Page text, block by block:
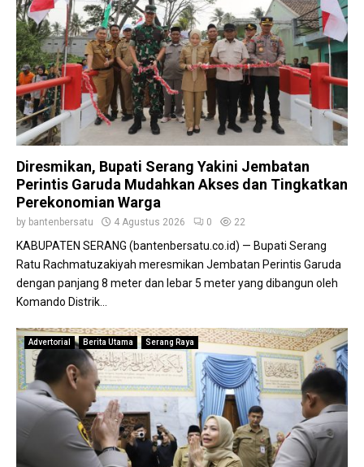
Diresmikan, Bupati Serang Yakini Jembatan
Perintis Garuda Mudahkan Akses dan Tingkatkan
Perekonomian Warga
by bantenbersatu 4 Agustus 2026 0 22
KABUPATEN SERANG (bantenbersatu.co.id) — Bupati Serang
Ratu Rachmatuzakiyah meresmikan Jembatan Perintis Garuda
dengan panjang 8 meter dan lebar 5 meter yang dibangun oleh
Komando Distrik...
Advertorial Berita Utama Serang Raya